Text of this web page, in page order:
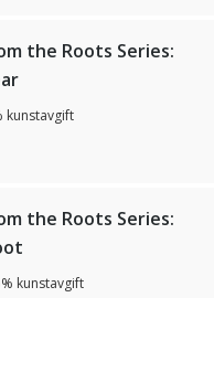
the Roots Series:
kunstavgift
the Roots Series:
kunstavgift